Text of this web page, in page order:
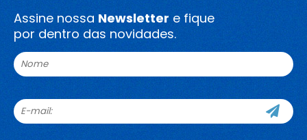
Assine nossa Newsletter e fique
por dentro das novidades.